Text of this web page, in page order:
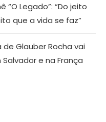
“O Legado”: “Do jeito
que a vida se faz”
de Glauber Rocha vai
e na França